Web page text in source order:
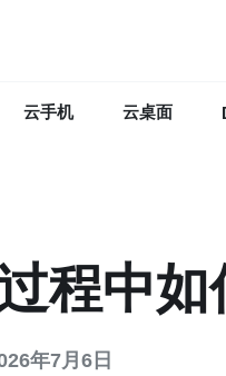
云手机 云桌面
程中
年7月6日